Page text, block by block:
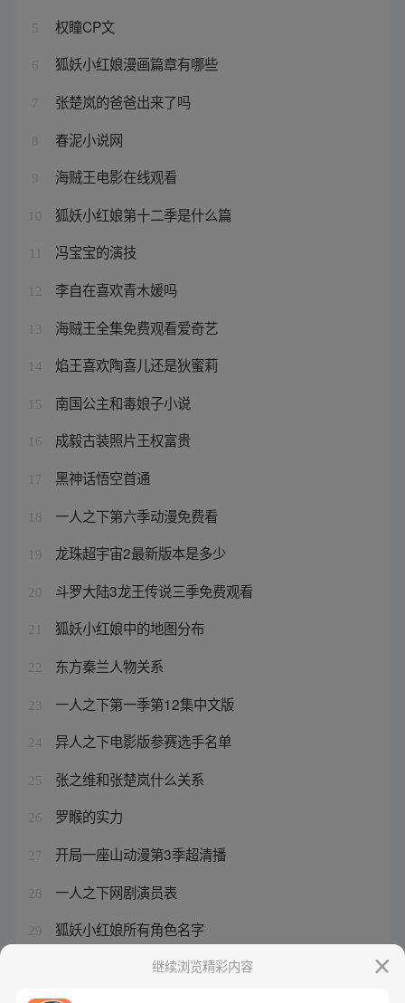
5 权瞳CP文
6 狐妖小红娘漫画篇章有哪些
7 张楚岚的爸爸出来了吗
8 春泥小说网
9 海贼王电影在线观看
10 狐妖小红娘第十二季是什么篇
冯宝宝的演技
12 李自在喜欢青木媛吗
13 海贼王全集免费观看爱奇艺
14 焰王喜欢陶喜儿还是狄蜜莉
15 南国公主和毒娘子小说
16 成毅古装照片王权富贵
17 黑神话悟空首通
18 一人之下第六季动漫免费看
19 龙珠超宇宙2最新版本是多少
20 斗罗大陆3龙王传说三季免费观看
21 狐妖小红娘中的地图分布
22 东方秦兰人物关系
23 一人之下第一季第12集中文版
24 异人之下电影版参赛选手名单
25 张之维和张楚岚什么关系
26 罗睺的实力
27 开局一座山动漫第3季超清播
28 一人之下网剧演员表
29 狐妖小红娘所有角色名字
异人之下夏禾张灵玉是情侣吗
继续浏览精彩内容